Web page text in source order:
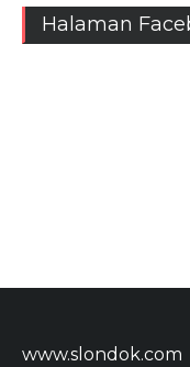
Halaman
www.slondok.com